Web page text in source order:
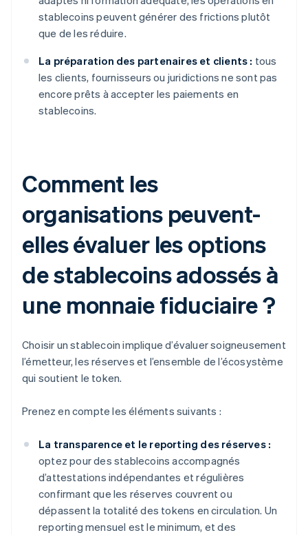
stablecoins peuvent générer des frictions plutôt
que de les réduire.
La préparation des partenaires et clients : tous
les clients, fournisseurs ou juridictions ne sont pas
encore prêts à accepter les paiements en
stablecoins.
Comment les
organisations peuvent-
elles évaluer les options
de stablecoins adossés à
une monnaie fiduciaire ?
Choisir un stablecoin implique d’évaluer soigneusement
l’émetteur, les réserves et l’ensemble de l’écosystème
qui soutient le token.
Prenez en compte les éléments suivants :
La transparence et le reporting des réserves :
optez pour des stablecoins accompagnés
d’attestations indépendantes et régulières
confirmant que les réserves couvrent ou
dépassent la totalité des tokens en circulation. Un
reporting mensuel est le minimum, et des